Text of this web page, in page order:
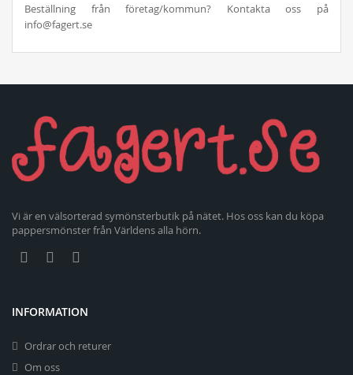
Beställning från företag/kommun? Kontakta oss på
info@fagert.se
Vi är en välsorterad symönsterbutik på nätet. Hos oss kan du köpa
pappersmönster från Världens alla hörn.
INFORMATION
Ordrar och returer
Om oss